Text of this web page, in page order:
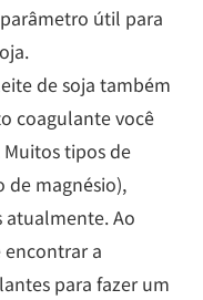
útil para
de soja também
coagulante você
tipos de
de magnésio),
​​atualmente. Ao
encontrar a
para fazer um